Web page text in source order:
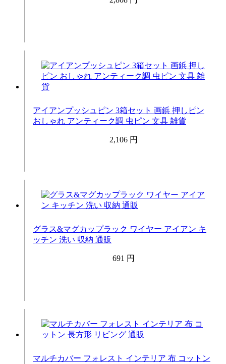
アイアンプッシュピン 3箱セット 画鋲 押しピン
おしゃれ アンティーク調 虫ピン 文具 雑貨
2,106 円
グラス&マグカップラック ワイヤー アイアン キ
ッチン 洗い 収納 通販
691 円
マルチカバー フォレスト インテリア 布 コットン